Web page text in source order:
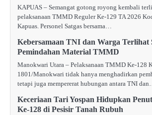
KAPUAS – Semangat gotong royong kembali
pelaksanaan TMMD Reguler Ke-129 TA 2026
Kapuas. Personel Satgas bersama…
Kebersamaan TNI dan Warga Terlihat
Pemindahan Material TMMD
Manokwari Utara – Pelaksanaan TMMD Ke-128
1801/Manokwari tidak hanya menghadirkan
tetapi juga mempererat hubungan antara TNI
Keceriaan Tari Yospan Hidupkan
Ke-128 di Pesisir Tanah Rubuh